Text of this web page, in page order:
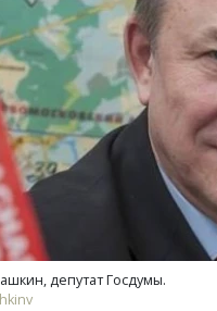
депутат Госдумы.
архитектурных идей.
директор
в фасадах и развитии